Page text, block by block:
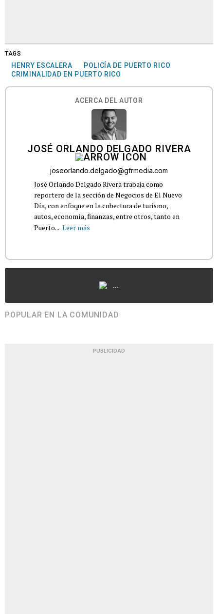
TAGS
HENRY ESCALERA
POLICÍA DE PUERTO RICO
CRIMINALIDAD EN PUERTO RICO
ACERCA DEL AUTOR
JOSÉ ORLANDO DELGADO RIVERA
joseorlando.delgado@gfrmedia.com
José Orlando Delgado Rivera trabaja como
reportero de la sección de Negocios de El Nuevo
Día, con enfoque en la cobertura de turismo,
autos, economía, finanzas, entre otros, tanto en
Puerto... Leer más
...
POPULAR EN LA COMUNIDAD
PUBLICIDAD